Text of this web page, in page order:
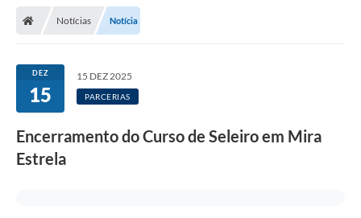
Notícias Notícia
DEZ
15
15 DEZ 2025
PARCERIAS
Encerramento do Curso de Seleiro em Mira
Estrela